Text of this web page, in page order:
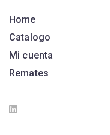
Home
Catalogo
Mi cuenta
Remates